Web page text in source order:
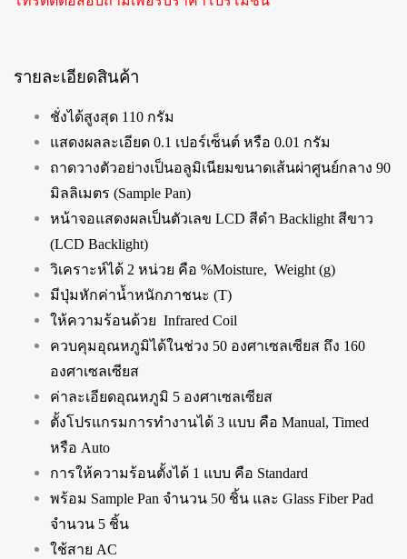
รายละเอียดสินค้า
ชั่งได้สูงสุด 110 กรัม
แสดงผลละเอียด 0.1 เปอร์เซ็นต์ หรือ 0.01 กรัม
ถาดวางตัวอย่างเป็นอลูมิเนียมขนาดเส้นผ่าศูนย์กลาง 90
มิลลิเมตร (Sample Pan)
หน้าจอแสดงผลเป็นตัวเลข LCD สีดำ Backlight สีขาว
(LCD Backlight)
วิเคราะห์ได้ 2 หน่วย คือ %Moisture, Weight (g)
มีปุ่มหักค่าน้ำหนักภาชนะ (T)
ให้ความร้อนด้วย Infrared Coil
ควบคุมอุณหภูมิได้ในช่วง 50 องศาเซลเซียส ถึง 160
องศาเซลเซียส
ค่าละเอียดอุณหภูมิ 5 องศาเซลเซียส
ตั้งโปรแกรมการทำงานได้ 3 แบบ คือ Manual, Timed
หรือ Auto
การให้ความร้อนตั้งได้ 1 แบบ คือ Standard
พร้อม Sample Pan จำนวน 50 ชิ้น และ Glass Fiber Pad
จำนวน 5 ชิ้น
ใช้สาย AC